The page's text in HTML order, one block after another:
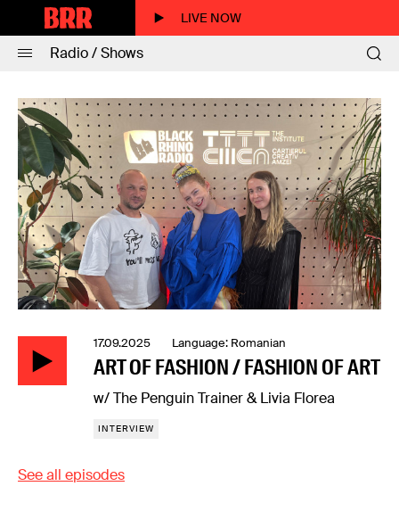
LIVE NOW
Radio / Shows
17.09.2025 Language: Romanian
ART OF FASHION / FASHION OF ART
w/ The Penguin Trainer & Livia Florea
INTERVIEW
See all episodes